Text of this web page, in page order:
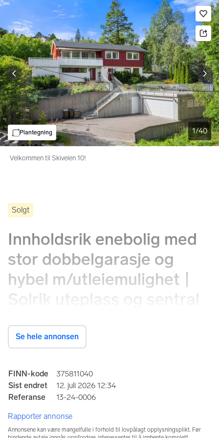
Gå til annonsen
Bildegalleri
1/40
Plantegning
Velkommen til Skiveien 10!
Solgt
Innholdsrik enebolig med
stor dobbelgarasje og
hybel m/​utleiemulighet |
Solrik uteplass og sentral
Skiveien 10, 1410 Kolbotn
Prisantydning
7 995 000 kr
8 195 675 kr
Se hele annonsen
Annonseinformasjon
FINN-kode
375811040
Sist endret
12. juli 2026 12:34
Referanse
13-24-0006
Rapporter annonse
Annonsene kan være mangelfulle i forhold til lovpålagt opplysningsplikt. Før